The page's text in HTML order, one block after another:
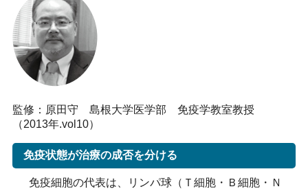
監修：原田守 島根大学医学部 免疫学教室教授
（2013年.vol10）
免疫状態が治療の成否を分ける
免疫細胞の代表は、リンパ球（Ｔ細胞・Ｂ細胞・Ｎ